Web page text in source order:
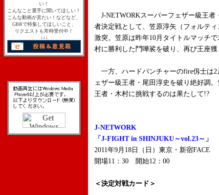
い！
こんなこと選手に聞いてほしい！
こんな動画が見たい！などなど、
GBRで特集してほしいこと、
リクエストも常時受付中！
↓↓↓
J-NETWORKスーパーフェザー級王者
者決定戦として、笠原淳矢（フォルテ
激突。笠原は昨年10月タイトルマッチ
村に勝利した鬥嘩裟を破り、再び王座
一方、ハードパンチャーのfire仭士は
ェザー級王者・尾田淳史を破り絶好
王者・木村に挑戦するのは果たして!?
J-NETWORK
「J-FIGHT in SHINJUKU～vol.23～」
2011年9月18日（日）東京・新宿FACE
開場11：30 開始12：00
＜決定対戦カード＞